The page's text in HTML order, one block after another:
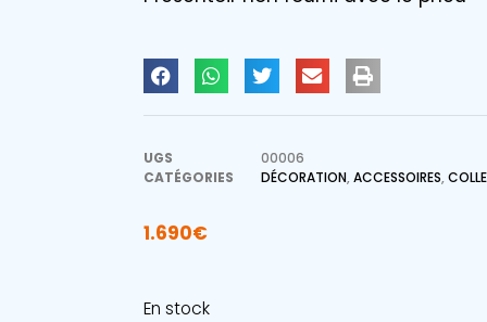
UGS
00006
CATÉGORIES
DÉCORATION, ACCESSOIRES,
1.690€
En stock